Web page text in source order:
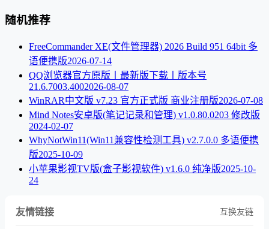
随机推荐
FreeCommander XE(文件管理器) 2026 Build 951 64bit 多
语便携版2026-07-14
QQ浏览器官方原版丨最新版下载丨版本号
21.6.7003.4002026-08-07
WinRAR中文版 v7.23 官方正式版 商业注册版2026-07-08
Mind Notes安卓版(笔记记录和管理) v1.0.80.0203 修改版
2024-02-07
WhyNotWin11(Win11兼容性检测工具) v2.7.0.0 多语便携
版2025-10-09
小苹果影视TV版(盒子影视软件) v1.6.0 纯净版2025-10-
24
友情链接 互换友链